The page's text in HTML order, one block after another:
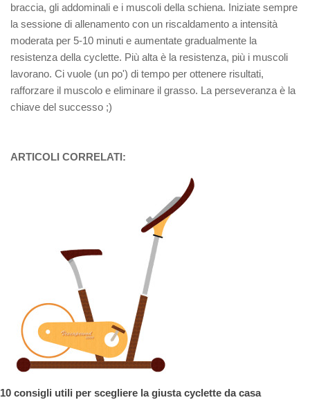
braccia, gli addominali e i muscoli della schiena. Iniziate sempre
la sessione di allenamento con un riscaldamento a intensità
moderata per 5-10 minuti e aumentate gradualmente la
resistenza della cyclette. Più alta è la resistenza, più i muscoli
lavorano. Ci vuole (un po') di tempo per ottenere risultati,
rafforzare il muscolo e eliminare il grasso. La perseveranza è la
chiave del successo ;)
ARTICOLI CORRELATI:
10 consigli utili per scegliere la giusta cyclette da casa